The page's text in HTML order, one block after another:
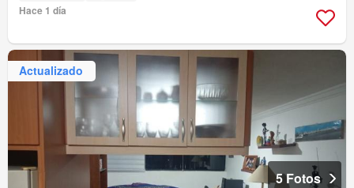
Hace 1 día
Actualizado
5 Fotos